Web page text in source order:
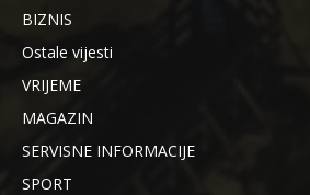
BIZNIS
Ostale vijesti
VRIJEME
MAGAZIN
SERVISNE INFORMACIJE
SPORT